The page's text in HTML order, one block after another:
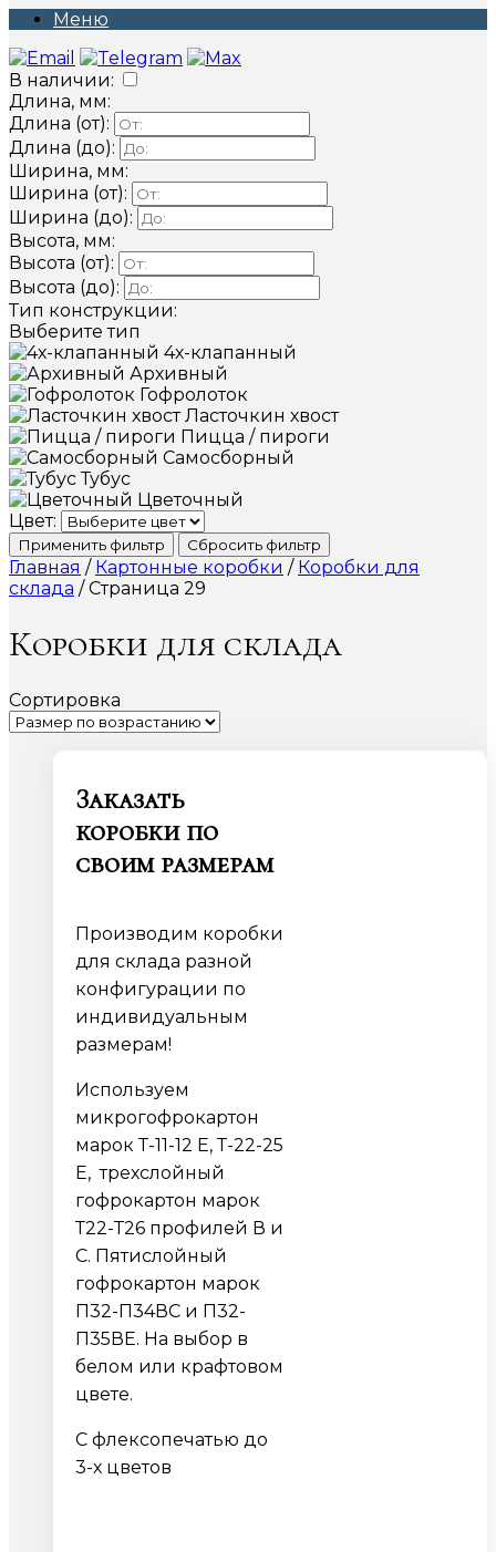
Меню
В наличии:
Длина, мм:
Длина (от):
Длина (до):
Ширина, мм:
Ширина (от):
Ширина (до):
Высота, мм:
Высота (от):
Высота (до):
Тип конструкции:
Выберите тип
4х-клапанный
Архивный
Гофролоток
Ласточкин хвост
Пицца / пироги
Самосборный
Тубус
Цветочный
Цвет:
Применить фильтр Сбросить фильтр
Главная / Картонные коробки / Коробки для
склада / Страница 29
Коробки для склада
Сортировка
Заказать
коробки по
своим размерам
Производим коробки
для склада разной
конфигурации по
индивидуальным
размерам!
Используем
микрогофрокартон
марок Т-11-12 Е, Т-22-25
Е, трехслойный
гофрокартон марок
Т22-Т26 профилей В и
С. Пятислойный
гофрокартон марок
П32-П34ВС и П32-
П35ВЕ. На выбор в
белом или крафтовом
цвете.
С флексопечатью до
3-х цветов